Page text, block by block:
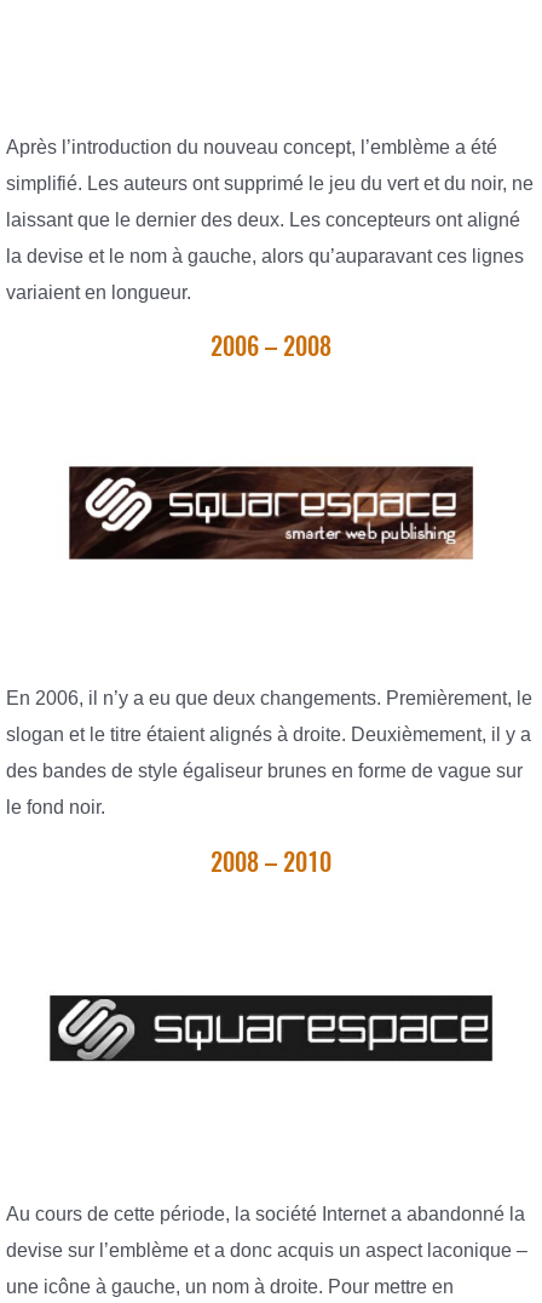
Après l’introduction du nouveau concept, l’emblème a été
simplifié. Les auteurs ont supprimé le jeu du vert et du noir, ne
laissant que le dernier des deux. Les concepteurs ont aligné
la devise et le nom à gauche, alors qu’auparavant ces lignes
variaient en longueur.
2006 – 2008
En 2006, il n’y a eu que deux changements. Premièrement, le
slogan et le titre étaient alignés à droite. Deuxièmement, il y a
des bandes de style égaliseur brunes en forme de vague sur
le fond noir.
2008 – 2010
Au cours de cette période, la société Internet a abandonné la
devise sur l’emblème et a donc acquis un aspect laconique –
une icône à gauche, un nom à droite. Pour mettre en